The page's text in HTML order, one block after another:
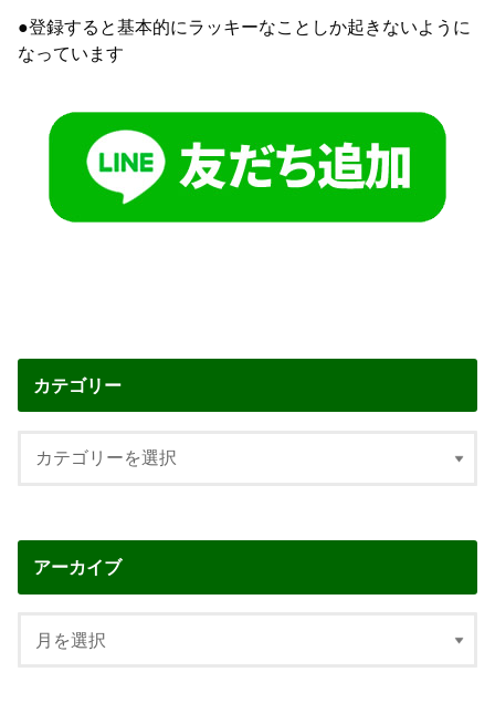
●登録すると基本的にラッキーなことしか起きないように
なっています
カテゴリー
アーカイブ